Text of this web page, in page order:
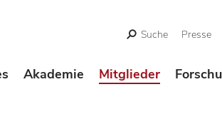
Suche Presse
Akademie Mitglieder